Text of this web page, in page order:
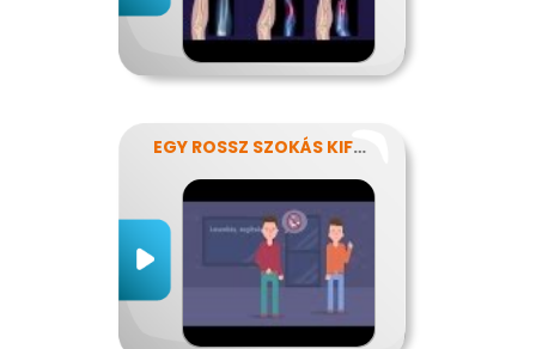
EGY ROSSZ SZOKÁS KIFÜSTÖLÉSE